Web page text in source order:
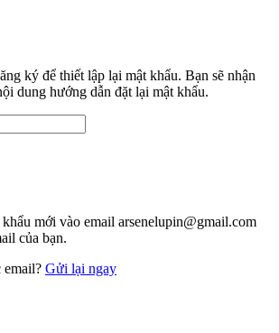
ký để thiết lập lại mật khẩu. Bạn sẽ nhận
dung hướng dẫn đặt lại mật khẩu.
mới vào email arsenelupin@gmail.com
của bạn.
email? Gửi lại ngay